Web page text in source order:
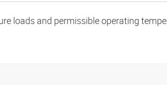
loads and permissible operating